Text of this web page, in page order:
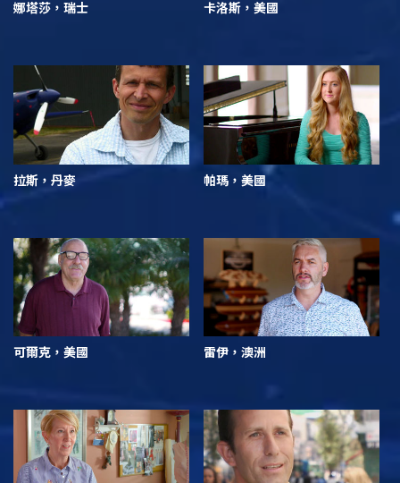
娜塔莎，瑞士 卡洛斯，美國
拉斯，丹麥 帕瑪，美國
可爾克，美國 雷伊，澳洲